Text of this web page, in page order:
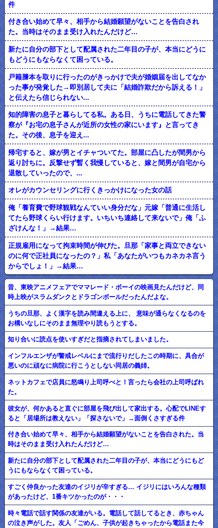
件
付き合い始めて早々、相手から結婚願望がないことを告白され
た。当時はそのまま受け入れたんだけど…
新たに自分の部下として配属された二年目の子が、本当にどうに
もどうにもならなくて困っている。
戸籍謄本を取りに行ったのがきっかけで夫が婚姻届を出してなか
った事が発覚した→即別居して夫に「結婚詐欺だから訴える！」
と伝えたら信じられない...
知的障害の息子と暮らしてる私。ある日、うちに電話してきた警
察が『お宅の息子さんが近所の女性の家にいます』と言ってき
た。その後、息子を迎え...
帰宅すると、嫁が男とイチャついてた。部屋に凸したが間男から
返り討ちに。反撃せず暫く我慢していると、嫁と間男が自宅から
退散していったので、...
オレがカウンセリングに行くきっかけになった女の話
俺「養育費で野球観戦なんていい身分だな」元嫁「普通に生活し
てたら野球くらい行けます。いちいち連絡して来ないで」俺「ふ
ざけんな！」→結果…
正規雇用になって拘束時間が伸びた。旦那「家事と両立できない
のに何で正社員になったの？」私「あなたがいつもカネカネ言う
からでしょ！」→結果…
昔、東映アニメフェアでママレード・ボーイの映画見たんだけど、同
時上映がスラムダンクとドラゴンボールだったんだよな。
うちの旦那、よく漢字を読み間違える上に、 意味が通らなくなるのを
お構いなしにそのまま無理やり読もうとする。
知り合いに読点を使いすぎだと指摘されてしまいました。
インフルエンザが警戒レベルにまで流行りだしたこの時期に、具合が
悪いのに頑なに病院に行こうとしない同居の義姉。
ネットカフェで店員に怒鳴り上司呼べと！言ったら会社の上司呼ばれ
た。
彼女が、何かあると直ぐに部屋を飛び出して家出する。心配でLINEす
ると「居場所は教えない」「探さないで」→面倒くさすぎる件
付き合い始めて早々、相手から結婚願望がないことを告白された。当
時はそのまま受け入れたんだけど…
新たに自分の部下として配属された二年目の子が、本当にどうにもど
うにもならなくて困っている。
すごく仲良かった友達のイジリが辛すぎる… イジリにはいろんな種類
があったけど、1番キツかったのが・・・
時々電話で話す関係の友達がいる。電話して話してるとき、赤ちゃん
の泣き声がした。友人「ごめん、子供が起きちゃったから電話また今